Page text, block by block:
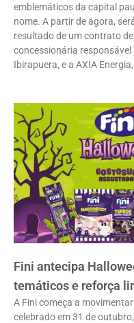
emblemáticos da capital
nome. A partir de agora,
resultado de um contrato
concessionária
Ibirapuera, e a AXIA
Fini antecipa
temáticos e reforça
A Fini começa a
celebrado em 31 de